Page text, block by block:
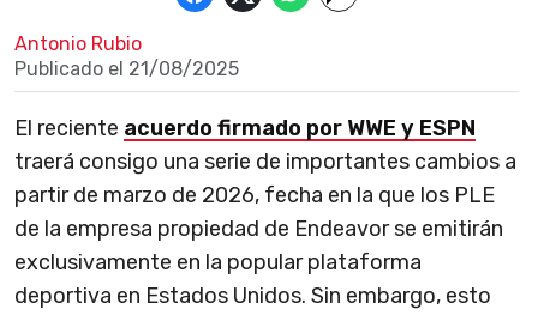
Antonio Rubio
Publicado el 21/08/2025
El reciente acuerdo firmado por WWE y ESPN
traerá consigo una serie de importantes cambios a
partir de marzo de 2026, fecha en la que los PLE
de la empresa propiedad de Endeavor se emitirán
exclusivamente en la popular plataforma
deportiva en Estados Unidos. Sin embargo, esto